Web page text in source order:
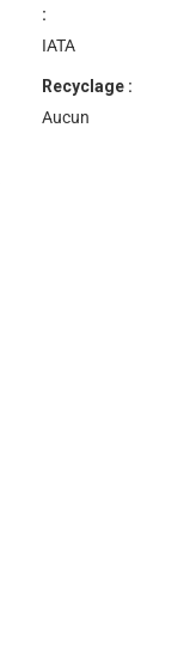
:
IATA
Recyclage :
Aucun